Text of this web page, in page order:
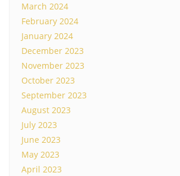
March 2024
February 2024
January 2024
December 2023
November 2023
October 2023
September 2023
August 2023
July 2023
June 2023
May 2023
April 2023